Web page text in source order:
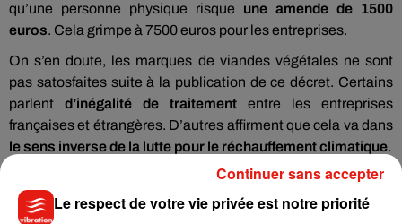
qu’une personne physique risque une amende de 1500
euros. Cela grimpe à 7500 euros pour les entreprises.
On s’en doute, les marques de viandes végétales ne sont
pas satosfaites suite à la publication de ce décret. Certains
parlent d’inégalité de traitement entre les entreprises
françaises et étrangères. D’autres affirment que cela va dans
le sens inverse de la lutte pour le réchauffement climatique.
Le respect de votre vie privée est notre priorité
Continuer sans accepter